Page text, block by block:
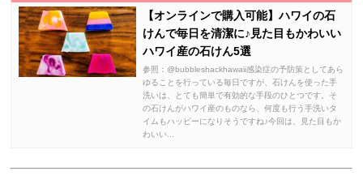
【オンラインで購入可能】ハワイの石
けんで毎日を清潔に♪見た目もかわいい
ハワイ産の石けん5選
参照：@bubbleshackhawaii感染症の予防策としてあら
ゆることを行っている毎日ですが、石けんを使った手
洗いは、とても簡単で有効的な手段のひとつです。そ
の石けんがハワイ産のものなら、何度も行う手洗いタ
イムもハッピーになりそうですね♪今回は、見た目もか
わいい...